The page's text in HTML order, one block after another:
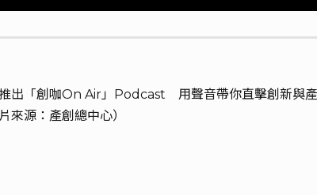
出「創咖On Air」Podcast 用聲音帶你直擊創新與
來源：產創總中心）